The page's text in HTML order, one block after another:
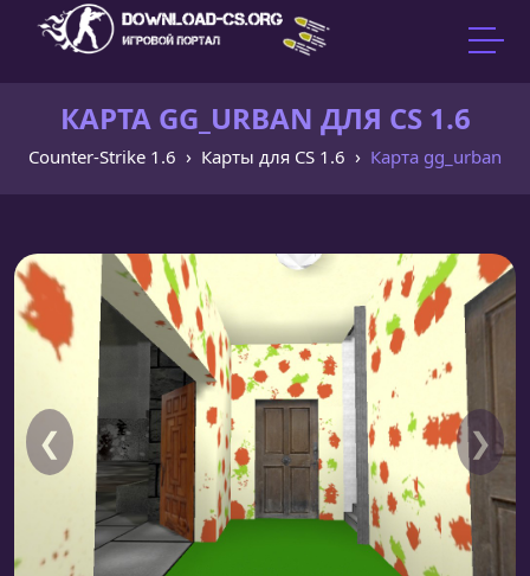
КАРТА GG_URBAN ДЛЯ CS 1.6
Counter-Strike 1.6 Карты для CS 1.6 Карта gg_urban
❮ ❯